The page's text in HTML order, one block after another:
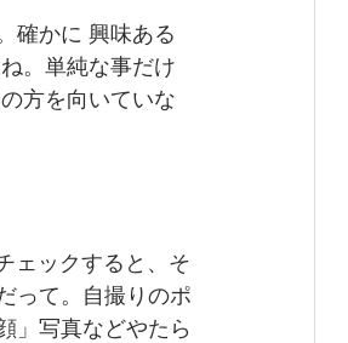
確かに 興味ある
。単純な事だけ
方を向いていな
ェックすると、そ
って。自撮りのポ
」写真などやたら